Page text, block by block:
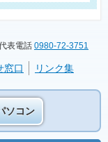
表電話 0980-72-3751
窓口 リンク集
ソコン